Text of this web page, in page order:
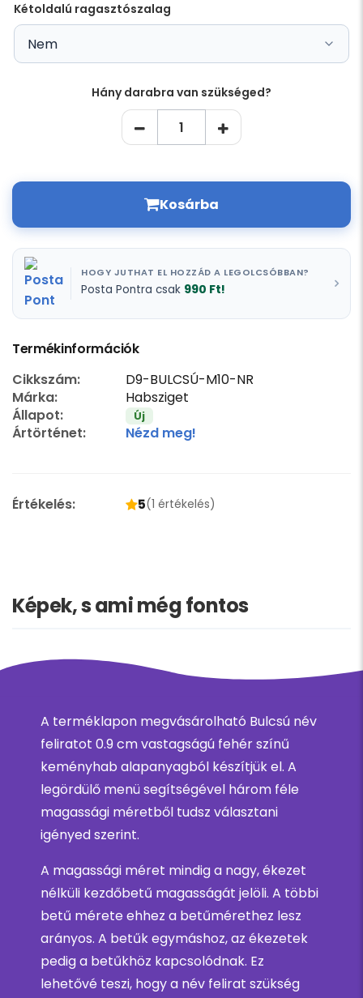
Kétoldalú ragasztószalag
Hány darabra van szükséged?
Kosárba
HOGY JUTHAT EL HOZZÁD A LEGOLCSÓBBAN?
Posta Pontra csak 990 Ft!
Termékinformációk
Cikkszám:
D9-BULCSÚ-M10-NR
Márka:
Habsziget
Állapot:
Új
Ártörténet: Nézd meg!
Értékelés: 5(1 értékelés)
Képek, s ami még fontos
A terméklapon megvásárolható Bulcsú név
feliratot 0.9 cm vastagságú fehér színű
keményhab alapanyagból készítjük el. A
legördülő menü segítségével három féle
magassági méretből tudsz választani
igényed szerint.
A magassági méret mindig a nagy, ékezet
nélküli kezdőbetű magasságát jelöli. A többi
betű mérete ehhez a betűmérethez lesz
arányos. A betűk egymáshoz, az ékezetek
pedig a betűkhöz kapcsolódnak. Ez
lehetővé teszi, hogy a név felirat szükség